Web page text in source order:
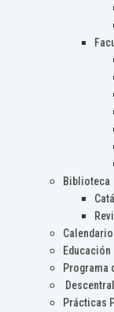
Biblioteca
Educación
Programa
Prácticas